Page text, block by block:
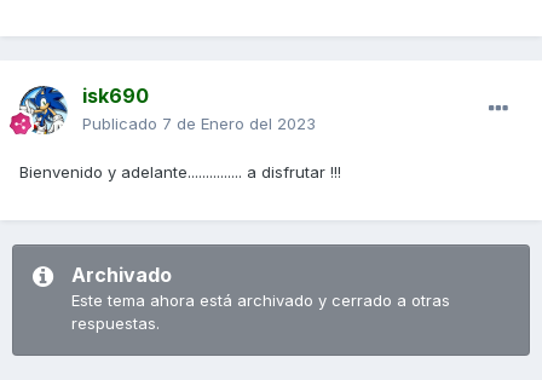
isk690
Publicado 7 de Enero del 2023
Bienvenido y adelante............... a disfrutar !!!
Archivado
Este tema ahora está archivado y cerrado a otras
respuestas.